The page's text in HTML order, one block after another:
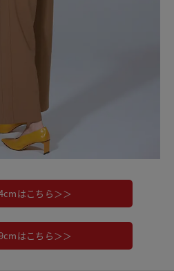
はこちら＞＞
はこちら＞＞